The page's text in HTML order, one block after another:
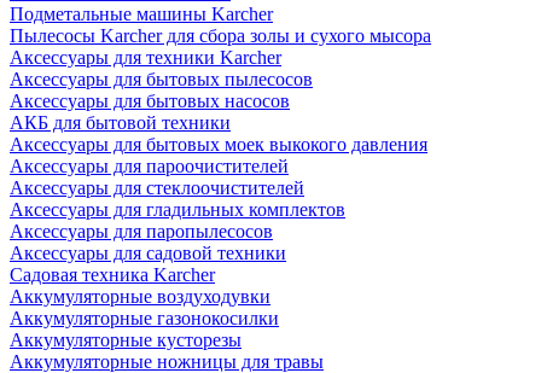
Подметальные машины Karcher
Пылесосы Karcher для сбора золы и сухого мысора
Аксессуары для техники Karcher
Аксессуары для бытовых пылесосов
Аксессуары для бытовых насосов
АКБ для бытовой техники
Аксессуары для бытовых моек выкокого давления
Аксессуары для пароочистителей
Аксессуары для стеклоочистителей
Аксессуары для гладильных комплектов
Аксессуары для паропылесосов
Аксессуары для садовой техники
Садовая техника Karcher
Аккумуляторные воздуходувки
Аккумуляторные газонокосилки
Аккумуляторные кусторезы
Аккумуляторные ножницы для травы